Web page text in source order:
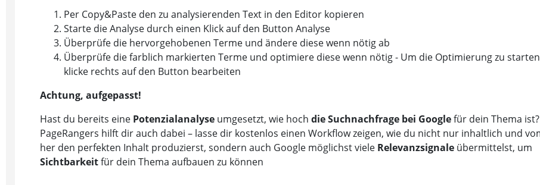
Per Copy&Paste den zu analysierenden Text in den Editor kopieren
Starte die Analyse durch einen Klick auf den Button Analyse
Überprüfe die hervorgehobenen Terme und ändere diese wenn nötig ab
Überprüfe die farblich markierten Terme und optimiere diese wenn nötig - Um die Optimierung zu starten,
klicke rechts auf den Button bearbeiten
Achtung, aufgepasst!
Hast du bereits eine Potenzialanalyse umgesetzt, wie hoch die Suchnachfrage bei Googlefür dein Thema ist?
PageRangers hilft dir auch dabei – lasse dir kostenlos einen Workflow zeigen, wie du nicht nur inhaltlich und vom Stil
her den perfekten Inhalt produzierst, sondern auch Google möglichst viele Relevanzsignale
Sichtbarkeitfür dein Thema aufbauen zu können